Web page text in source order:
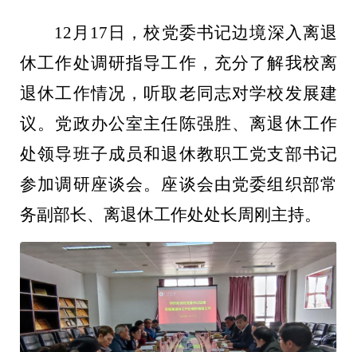
12月17日，校党委书记边境深入离退
休工作处调研指导工作，充分了解我校离
退休工作情况，听取老同志对学校发展建
议。党政办公室主任陈强胜、离退休工作
处领导班子成员和退休教职工党支部书记
参加调研座谈会。座谈会由党委组织部常
务副部长、离退休工作处处长周刚主持。